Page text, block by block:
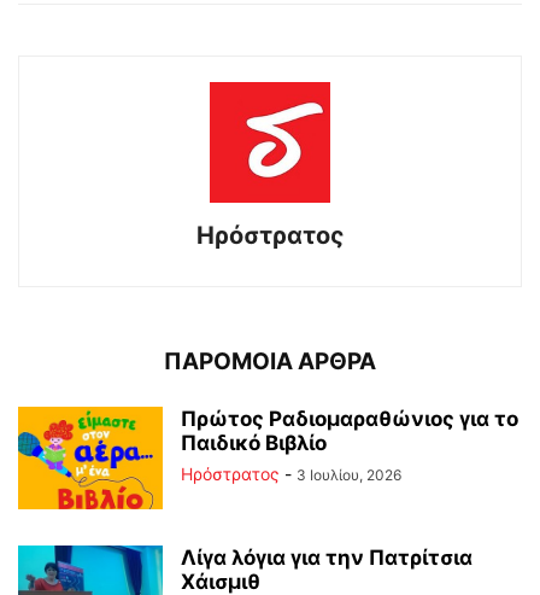
Ηρόστρατος
ΠΑΡΟΜΟΙΑ ΑΡΘΡΑ
Πρώτος Ραδιομαραθώνιος για το
Παιδικό Βιβλίο
Ηρόστρατος - 3 Ιουλίου, 2026
Λίγα λόγια για την Πατρίτσια
Χάισμιθ